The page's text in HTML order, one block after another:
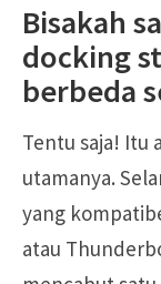
Bisakah
docking
berbeda
Tentu saja! Itu
utamanya.
yang
atau